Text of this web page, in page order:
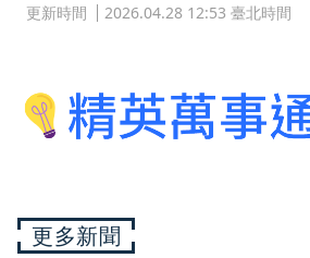
更新時間 2026.04.28 12:53 臺北時間
更多新聞